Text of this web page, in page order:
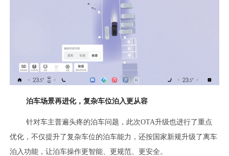
泊车场景再进化，复杂车位泊入更从容
针对车主普遍头疼的泊车问题，此次OTA升级也进行了重点
优化，不仅提升了复杂车位的泊车能力，还按国家新规升级了离车
泊入功能，让泊车操作更智能、更规范、更安全。